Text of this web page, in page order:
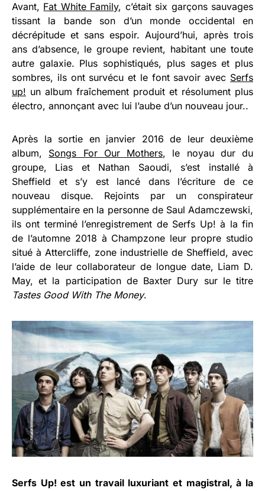
Avant, Fat White Family, c’était six garçons sauvages
tissant la bande son d’un monde occidental en
décrépitude et sans espoir. Aujourd’hui, après trois
ans d’absence, le groupe revient, habitant une toute
autre galaxie. Plus sophistiqués, plus sages et plus
sombres, ils ont survécu et le font savoir avec Serfs
up! un album fraîchement produit et résolument plus
électro, annonçant avec lui l’aube d’un nouveau jour..
Après la sortie en janvier 2016 de leur deuxième
album, Songs For Our Mothers, le noyau dur du
groupe, Lias et Nathan Saoudi, s’est installé à
Sheffield et s’y est lancé dans l’écriture de ce
nouveau disque. Rejoints par un conspirateur
supplémentaire en la personne de Saul Adamczewski,
ils ont terminé l’enregistrement de Serfs Up! à la fin
de l’automne 2018 à Champzone leur propre studio
situé à Attercliffe, zone industrielle de Sheffield, avec
l’aide de leur collaborateur de longue date, Liam D.
May, et la participation de Baxter Dury sur le titre
Tastes Good With The Money.
Serfs Up! est un travail luxuriant et magistral, à la